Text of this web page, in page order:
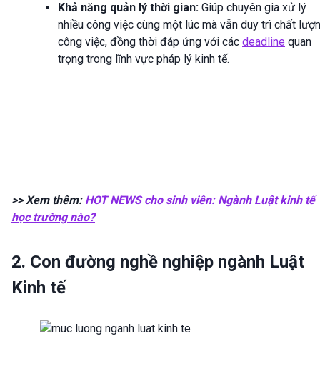
Khả năng quản lý thời gian: Giúp chuyên gia xử lý
nhiều công việc cùng một lúc mà vẫn duy trì chất
công việc, đồng thời đáp ứng với các deadline quan
trọng trong lĩnh vực pháp lý kinh tế.
>> Xem thêm: HOT NEWS cho sinh viên: Ngành Luật kinh tế
học trường nào?
2. Con đường nghề nghiệp ngành Luật
Kinh tế